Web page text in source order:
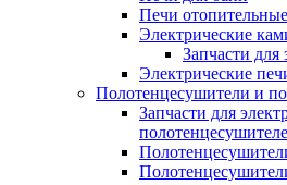
Печи отопительные
Электрические
Запчасти для
Электрические
Полотенцесушители и
Запчасти для